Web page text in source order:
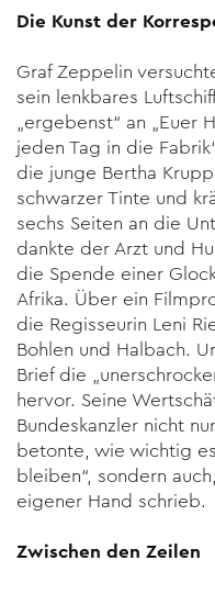
Die Kunst der
Graf Zeppelin
sein lenkbares
„ergebenst“ an „Euer
jeden Tag in die
die junge Bertha
schwarzer Tinte und
sechs Seiten an die
dankte der Arzt und
die Spende einer
Afrika. Über ein
die Regisseurin Leni
Bohlen und Halbach.
Brief die
hervor. Seine
Bundeskanzler nicht
betonte, wie wichtig
bleiben“, sondern
eigener Hand schrieb.
Zwischen den Zeilen